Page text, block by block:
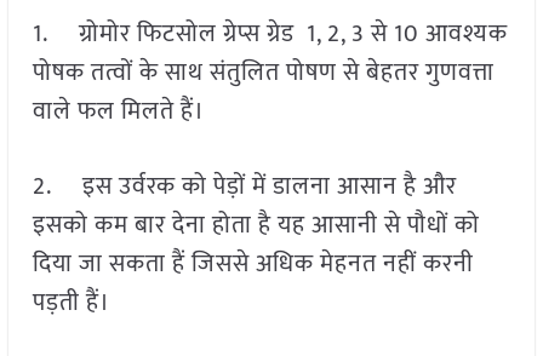
1. ग्रोमोर फिटसोल ग्रेप्स ग्रेड 1, 2, 3 से 10 आवश्यक
पोषक तत्वों के साथ संतुलित पोषण से बेहतर गुणवत्ता
वाले फल मिलते हैं।
2. इस उर्वरक को पेड़ों में डालना आसान है और
इसको कम बार देना होता है यह आसानी से पौधों को
दिया जा सकता हैं जिससे अधिक मेहनत नहीं करनी
पड़ती हैं।